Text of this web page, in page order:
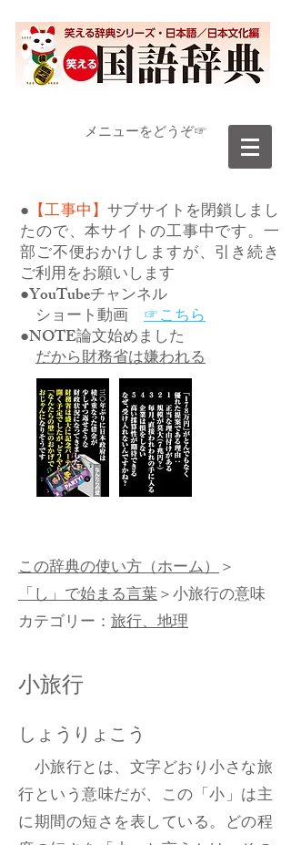
​メニューをどうぞ☞
● 【工事中】サブサイトを閉鎖しまし
たので、本サイトの工事中です。一
部ご不便おかけしますが、引き続き
ご利用をお願いします
●YouTubeチャンネル
ショート動画 ☞こちら
●NOTE論文始めました
だから財務省は嫌われる
この辞典の使い方（ホーム）＞
「し」で始まる言葉＞小旅行の意味
カテゴリー： 旅行、地理
小旅行
しょうりょこう
小旅行とは、文字どおり小さな旅
行という意味だが、この「小」は主
に期間の短さを表している。どの程